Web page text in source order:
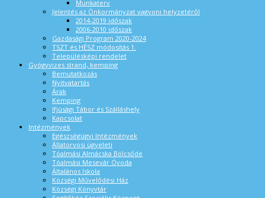
Munkaterv
Jelentés az Önkormányzat vagyoni helyzetéről
2014-2019 időszak
2006-2010 időszak
Gazdasági Program 2020-2024
TSZT és HÉSZ módosítás 1.
Településképi rendelet
Gyógyvizes strand, kemping
Bemutatkozás
Nyitvatartás
Árak
Kemping
Ifjúsági Tábor és Szálláshely
Kapcsolat
Intézmények
Egészségügyi Intézmények
Állatorvosi ügyeleti
Tóalmási Almácska Bölcsőde
Tóalmási Mesevár Óvoda
Általános Iskola
Községi Művelődési Ház
Községi Könyvtár